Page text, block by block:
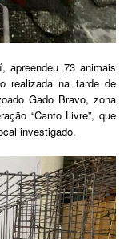
73 animais
realizada na tarde de
Gado Bravo, zona
“Canto Livre”, que
investigado.